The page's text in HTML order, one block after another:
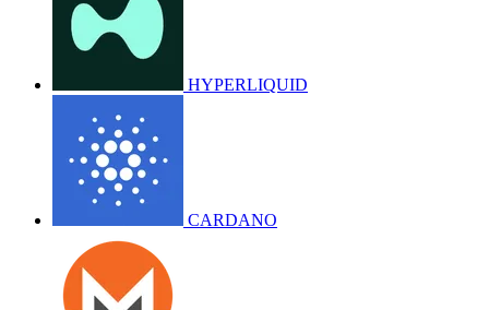
HYPERLIQUID
CARDANO